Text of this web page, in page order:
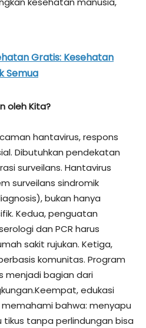
Gratis: Kesehatan
Semua
oleh Kita?
hantavirus, respons
Dibutuhkan pendekatan
surveilans. Hantavirus
surveilans sindromik
bukan hanya
Kedua, penguatan
dan PCR harus
sakit rujukan. Ketiga,
komunitas. Program
menjadi bagian dari
edukasi
bahwa: menyapu
tanpa perlindungan bisa